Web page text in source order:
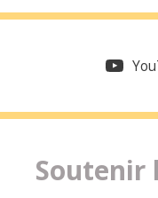
Soutenir